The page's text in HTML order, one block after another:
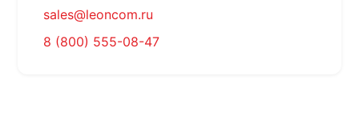
sales@leoncom.ru
8 (800) 555-08-47